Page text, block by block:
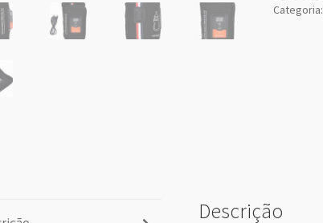
Categoria:
Descrição